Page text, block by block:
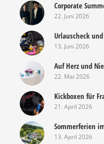
Corporate
22. Juni 2026
Urlauscheck
13. Juni 2026
Auf Herz und
22. Mai 2026
Kickboxen für
21. April 2026
Sommerferien
13. April 2026